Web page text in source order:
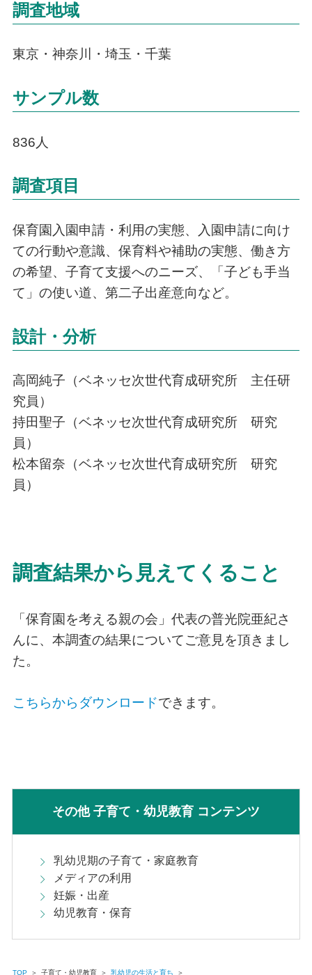
調査地域
東京・神奈川・埼玉・千葉
サンプル数
836人
調査項目
保育園入園申請・利用の実態、入園申請に向け
ての行動や意識、保育料や補助の実態、働き方
の希望、子育て支援へのニーズ、「子ども手当
て」の使い道、第二子出産意向など。
設計・分析
高岡純子（ベネッセ次世代育成研究所 主任研
究員）
持田聖子（ベネッセ次世代育成研究所 研究
員）
松本留奈（ベネッセ次世代育成研究所 研究
員）
調査結果から見えてくること
「保育園を考える親の会」代表の普光院亜紀さ
んに、本調査の結果についてご意見を頂きまし
た。
こちらからダウンロードできます。
その他 子育て・幼児教育 コンテンツ
乳幼児期の子育て・家庭教育
メディアの利用
妊娠・出産
幼児教育・保育
TOP ＞ 子育て・幼児教育 ＞ 乳幼児の生活と育ち ＞